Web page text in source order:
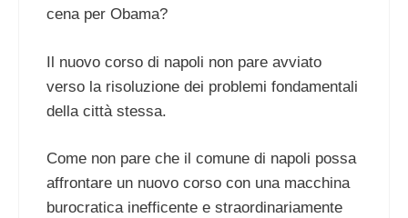
cena per Obama?
Il nuovo corso di napoli non pare avviato
verso la risoluzione dei problemi fondamentali
della città stessa.
Come non pare che il comune di napoli possa
affrontare un nuovo corso con una macchina
burocratica inefficente e straordinariamente